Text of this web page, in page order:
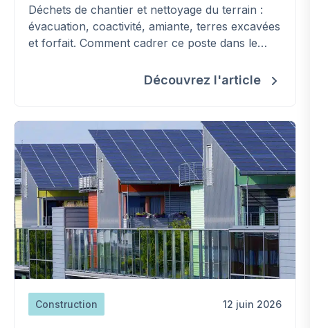
Déchets de chantier et nettoyage du terrain :
évacuation, coactivité, amiante, terres excavées
et forfait. Comment cadrer ce poste dans le
Découvrez l'article
Construction 12 juin 2026